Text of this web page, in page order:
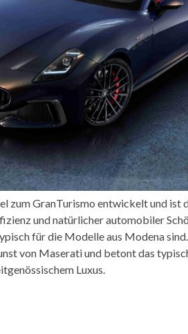
zum GranTurismo entwickelt und ist
und natürlicher automobiler
für die Modelle aus Modena
von Maserati und betont das
Luxus.